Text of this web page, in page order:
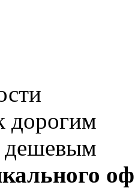
дорогим
дешевым